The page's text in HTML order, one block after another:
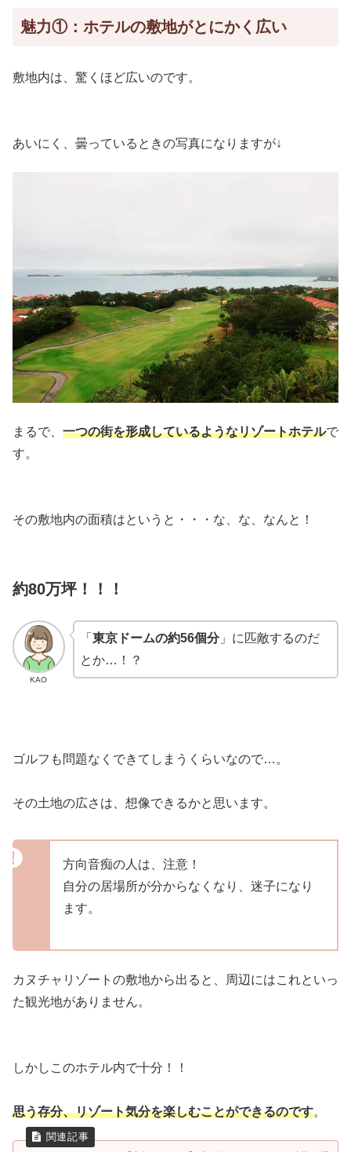
魅力①：ホテルの敷地がとにかく広い
敷地内は、驚くほど広いのです。
あいにく、曇っているときの写真になりますが↓
まるで、 一つの街を形成しているようなリゾートホテルで
す。
その敷地内の面積はというと・・・な、な、なんと！
約80万坪！！！
KAO
「 東京ドームの約56個分」に匹敵するのだ
とか…！？
ゴルフも問題なくできてしまうくらいなので…。
その土地の広さは、想像できるかと思います。
方向音痴の人は、注意！
自分の居場所が分からなくなり、迷子になり
ます。
カヌチャリゾートの敷地から出ると、周辺にはこれといっ
た観光地がありません。
しかしこのホテル内で十分！！
思う存分、リゾート気分を楽しむことができるのです。